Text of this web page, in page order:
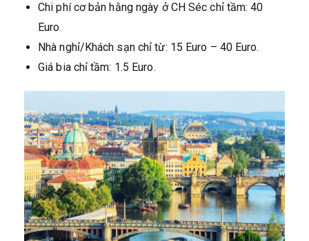
Chi phí cơ bản hằng ngày ở CH Séc chỉ tầm: 40
Euro.
Nhà nghỉ/Khách sạn chỉ từ: 15 Euro – 40 Euro.
Giá bia chỉ tầm: 1.5 Euro.